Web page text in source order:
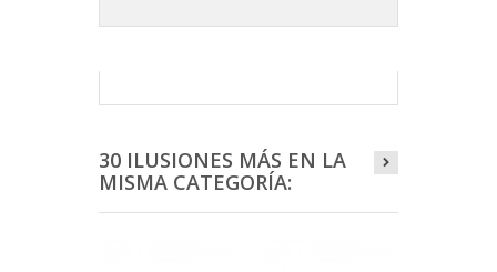
30 ILUSIONES MÁS EN LA
MISMA CATEGORÍA: